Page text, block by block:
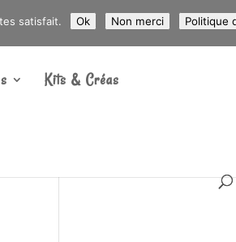
Kits & Créas
satisfait. Ok Non merci Politique